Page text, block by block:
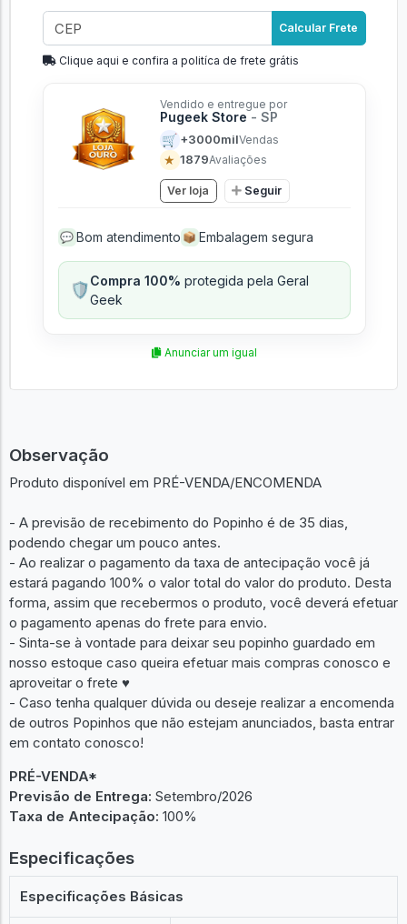
Calcular Frete
Clique aqui e confira a politíca de frete grátis
Vendido e entregue por
Pugeek Store - SP
🛒 +3000milVendas
★ 1879Avaliações
Ver loja Seguir
💬 Bom atendimento 📦 Embalagem segura
🛡️Compra 100% protegida pela Geral
Geek
Anunciar um igual
Observação
Produto disponível em PRÉ-VENDA/ENCOMENDA
- A previsão de recebimento do Popinho é de 35 dias,
podendo chegar um pouco antes.
- Ao realizar o pagamento da taxa de antecipação você já
estará pagando 100% o valor total do valor do produto. Desta
forma, assim que recebermos o produto, você deverá efetuar
o pagamento apenas do frete para envio.
- Sinta-se à vontade para deixar seu popinho guardado em
nosso estoque caso queira efetuar mais compras conosco e
aproveitar o frete ♥︎
- Caso tenha qualquer dúvida ou deseje realizar a encomenda
de outros Popinhos que não estejam anunciados, basta entrar
em contato conosco!
PRÉ-VENDA*
Previsão de Entrega: Setembro/2026
Taxa de Antecipação: 100%
Especificações
Especificações Básicas